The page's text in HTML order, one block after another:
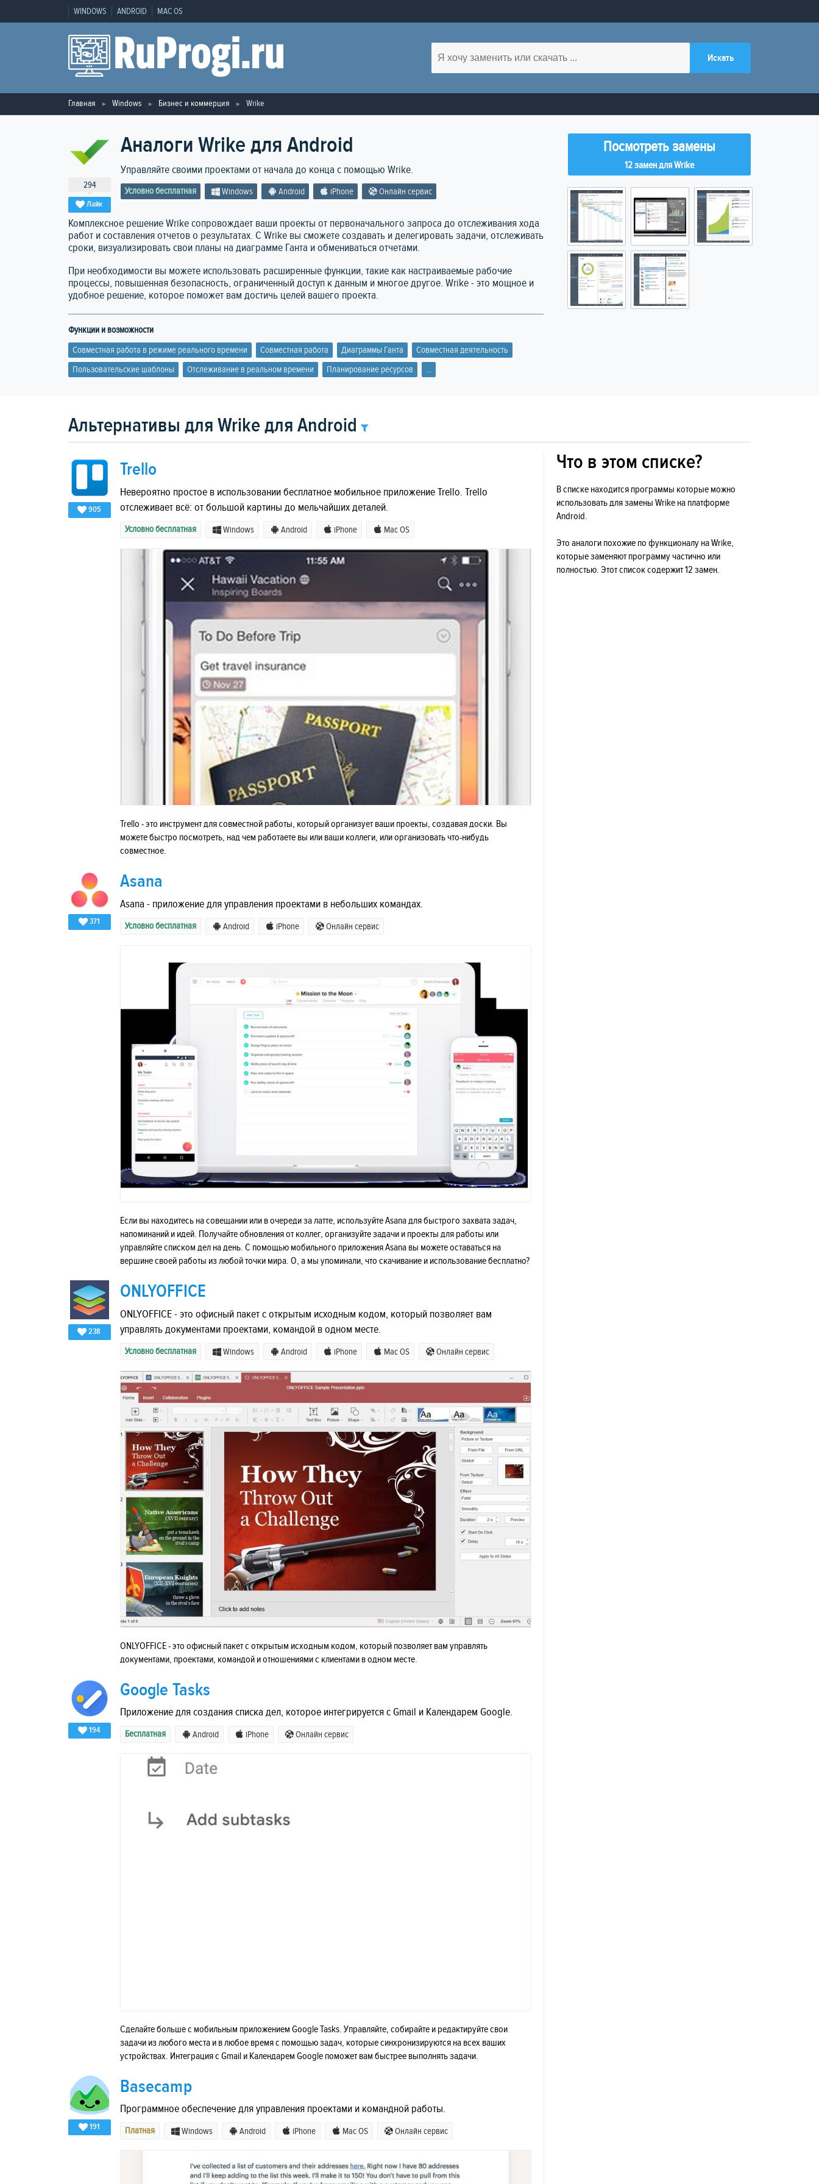
WINDOWS ANDROID MAC OS
Главная Windows Бизнес и коммерция Wrike
294
Лайк
Аналоги Wrike для Android
Управляйте своими проектами от начала до конца с помощью Wrike.
Условно бесплатная Windows Android iPhone Онлайн сервис
Посмотреть замены
12 замен для Wrike
Комплексное решение Wrike сопровождает ваши проекты от первоначального запроса до отслеживания хода
работ и составления отчетов о результатах. С Wrike вы сможете создавать и делегировать задачи, отслеживать
сроки, визуализировать свои планы на диаграмме Ганта и обмениваться отчетами.
При необходимости вы можете использовать расширенные функции, такие как настраиваемые рабочие
процессы, повышенная безопасность, ограниченный доступ к данным и многое другое. Wrike - это мощное и
удобное решение, которое поможет вам достичь целей вашего проекта.
Функции и возможности
Совместная работа в режиме реального времени
Совместная работа Диаграммы Ганта
Совместная деятельность
Пользовательские шаблоны
Отслеживание в реальном времени Планирование ресурсов ...
Альтернативы для Wrike для Android
905
Trello
Невероятно простое в использовании бесплатное мобильное приложение Trello. Trello
отслеживает всё: от большой картины до мельчайших деталей.
Условно бесплатная Windows Android iPhone Mac OS
Trello - это инструмент для совместной работы, который организует ваши проекты, создавая доски. Вы
можете быстро посмотреть, над чем работаете вы или ваши коллеги, или организовать что-нибудь
совместное.
371
Asana
Asana - приложение для управления проектами в небольших командах.
Условно бесплатная Android iPhone Онлайн сервис
Если вы находитесь на совещании или в очереди за латте, используйте Asana для быстрого захвата задач,
напоминаний и идей. Получайте обновления от коллег, организуйте задачи и проекты для работы или
управляйте списком дел на день. С помощью мобильного приложения Asana вы можете оставаться на
вершине своей работы из любой точки мира. О, а мы упоминали, что скачивание и использование бесплатно?
238
ONLYOFFICE
ONLYOFFICE - это офисный пакет с открытым исходным кодом, который позволяет вам
управлять документами проектами, командой в одном месте.
Условно бесплатная Windows Android iPhone Mac OS Онлайн сервис
ONLYOFFICE - это офисный пакет с открытым исходным кодом, который позволяет вам управлять
документами, проектами, командой и отношениями с клиентами в одном месте.
194
Google Tasks
Приложение для создания списка дел, которое интегрируется с Gmail и Календарем Google.
Бесплатная Android iPhone Онлайн сервис
Сделайте больше с мобильным приложением Google Tasks. Управляйте, собирайте и редактируйте свои
задачи из любого места и в любое время с помощью задач, которые синхронизируются на всех ваших
устройствах. Интеграция с Gmail и Календарем Google поможет вам быстрее выполнять задачи.
191
Basecamp
Программное обеспечение для управления проектами и командной работы.
Платная Windows Android iPhone Mac OS Онлайн сервис
Что в этом списке?
В списке находится программы которые можно
использовать для замены Wrike на платформе
Android.
Это аналоги похожие по функционалу на Wrike,
которые заменяют программу частично или
полностью. Этот список содержит 12 замен.